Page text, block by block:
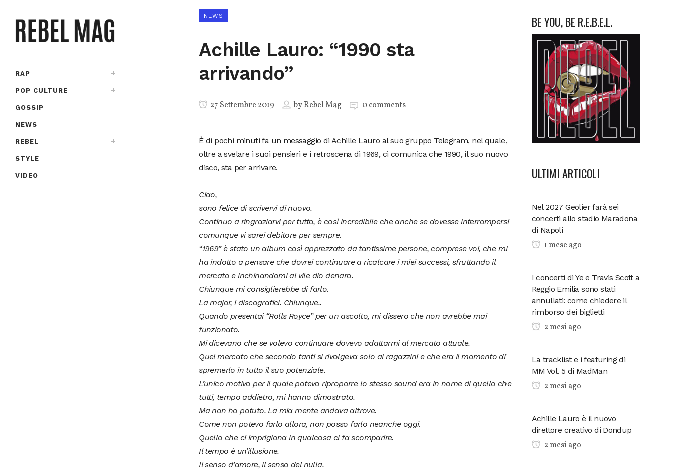
RAP
POP CULTURE
GOSSIP
NEWS
REBEL
STYLE
VIDEO
NEWS
Achille Lauro: “1990 sta
arrivando”
27 Settembre 2019 byRebel Mag 0 comments
È di pochi minuti fa un messaggio di Achille Lauro al suo gruppo Telegram, nel quale,
oltre a svelare i suoi pensieri e i retroscena di 1969, ci comunica che 1990, il suo nuovo
disco, sta per arrivare.
Ciao,
sono felice di scrivervi di nuovo.
Continuo a ringraziarvi per tutto, è così incredibile che anche se dovesse interrompersi
comunque vi sarei debitore per sempre.
“1969” è stato un album così apprezzato da tantissime persone, comprese voi, che mi
ha indotto a pensare che dovrei continuare a ricalcare i miei successi, sfruttando il
mercato e inchinandomi al vile dio denaro.
Chiunque mi consiglierebbe di farlo.
La major, i discografici. Chiunque..
Quando presentai “Rolls Royce” per un ascolto, mi dissero che non avrebbe mai
funzionato.
Mi dicevano che se volevo continuare dovevo adattarmi al mercato attuale.
Quel mercato che secondo tanti si rivolgeva solo ai ragazzini e che era il momento di
spremerlo in tutto il suo potenziale.
L’unico motivo per il quale potevo riproporre lo stesso sound era in nome di quello che
tutti, tempo addietro, mi hanno dimostrato.
Ma non ho potuto. La mia mente andava altrove.
Come non potevo farlo allora, non posso farlo neanche oggi.
Quello che ci imprigiona in qualcosa ci fa scomparire.
Il tempo è un’illusione.
Il senso d’amore, il senso del nulla.
BE YOU, BE R.E.B.E.L.
ULTIMI ARTICOLI
Nel 2027 Geolier farà sei
concerti allo stadio Maradona
di Napoli
1 mese ago
I concerti di Ye e Travis Scott a
Reggio Emilia sono stati
annullati: come chiedere il
rimborso dei biglietti
2 mesi ago
La tracklist e i featuring di
MM Vol. 5 di MadMan
2 mesi ago
Achille Lauro è il nuovo
direttore creativo di Dondup
2 mesi ago